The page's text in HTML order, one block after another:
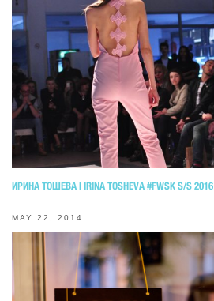
ИРИНА ТОШЕВА | IRINA TOSHEVA #FWSK S/S 2016
MAY 22, 2014